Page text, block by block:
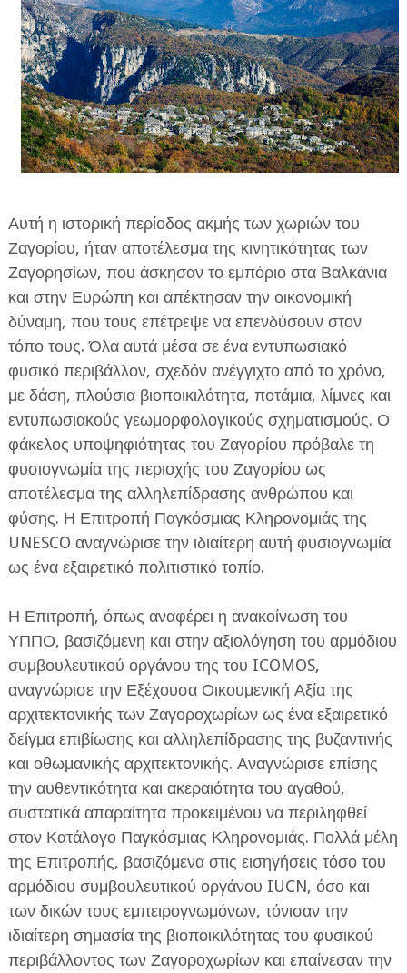
Αυτή η ιστορική περίοδος ακμής των χωριών του
Ζαγορίου, ήταν αποτέλεσμα της κινητικότητας των
Ζαγορησίων, που άσκησαν το εμπόριο στα Βαλκάνια
και στην Ευρώπη και απέκτησαν την οικονομική
δύναμη, που τους επέτρεψε να επενδύσουν στον
τόπο τους. Όλα αυτά μέσα σε ένα εντυπωσιακό
φυσικό περιβάλλον, σχεδόν ανέγγιχτο από το χρόνο,
με δάση, πλούσια βιοποικιλότητα, ποτάμια, λίμνες και
εντυπωσιακούς γεωμορφολογικούς σχηματισμούς. Ο
φάκελος υποψηφιότητας του Ζαγορίου πρόβαλε τη
φυσιογνωμία της περιοχής του Ζαγορίου ως
αποτέλεσμα της αλληλεπίδρασης ανθρώπου και
φύσης. Η Επιτροπή Παγκόσμιας Κληρονομιάς της
UNESCO αναγνώρισε την ιδιαίτερη αυτή φυσιογνωμία
ως ένα εξαιρετικό πολιτιστικό τοπίο.
Η Επιτροπή, όπως αναφέρει η ανακοίνωση του
ΥΠΠΟ, βασιζόμενη και στην αξιολόγηση του αρμόδιου
συμβουλευτικού οργάνου της του ICOMOS,
αναγνώρισε την Εξέχουσα Οικουμενική Αξία της
αρχιτεκτονικής των Ζαγοροχωρίων ως ένα εξαιρετικό
δείγμα επιβίωσης και αλληλεπίδρασης της βυζαντινής
και οθωμανικής αρχιτεκτονικής. Αναγνώρισε επίσης
την αυθεντικότητα και ακεραιότητα του αγαθού,
συστατικά απαραίτητα προκειμένου να περιληφθεί
στον Κατάλογο Παγκόσμιας Κληρονομιάς. Πολλά μέλη
της Επιτροπής, βασιζόμενα στις εισηγήσεις τόσο του
αρμόδιου συμβουλευτικού οργάνου IUCN, όσο και
των δικών τους εμπειρογνωμόνων, τόνισαν την
ιδιαίτερη σημασία της βιοποικιλότητας του φυσικού
περιβάλλοντος των Ζαγοροχωρίων και επαίνεσαν την